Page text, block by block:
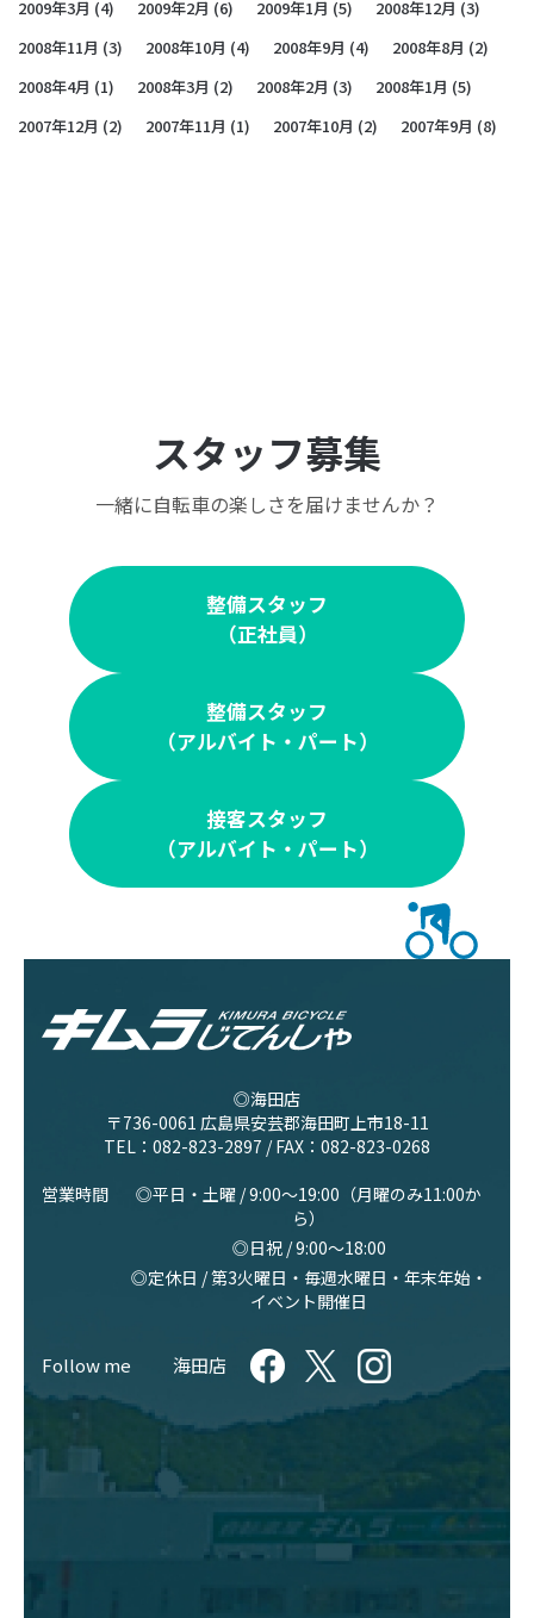
2009年3月 (4) 2009年2月 (6) 2009年1月 (5) 2008年12月 (3)
2008年11月 (3) 2008年10月 (4) 2008年9月 (4) 2008年8月 (2)
2008年4月 (1) 2008年3月 (2) 2008年2月 (3) 2008年1月 (5)
2007年12月 (2) 2007年11月 (1) 2007年10月 (2) 2007年9月 (8)
スタッフ募集
一緒に自転車の楽しさを届けませんか？
整備スタッフ
（正社員）
整備スタッフ
（アルバイト・パート）
接客スタッフ
（アルバイト・パート）
◎海田店
〒736-0061 広島県安芸郡海田町上市18-11
TEL： 082-823-2897 / FAX：082-823-0268
営業時間
◎平日・土曜 / 9:00〜19:00（月曜のみ11:00か
ら）
◎日祝 / 9:00〜18:00
◎定休日 / 第3火曜日・毎週水曜日・年末年始・
イベント開催日
Follow me 海田店